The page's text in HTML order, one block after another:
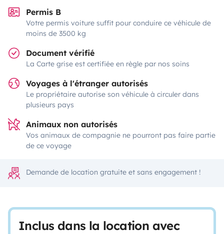
Permis B
Votre permis voiture suffit pour conduire ce véhicule de
moins de 3500 kg
Document vérifié
La Carte grise est certifiée en règle par nos soins
Voyages à l'étranger autorisés
Le propriétaire autorise son véhicule à circuler dans
plusieurs pays
Animaux non autorisés
Vos animaux de compagnie ne pourront pas faire partie
de ce voyage
Demande de location gratuite et sans engagement !
Inclus dans la location avec